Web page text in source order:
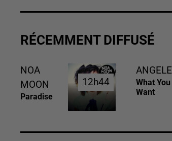
RÉCEMMENT DIFFUSÉ
NOA
MOON
Paradise
12h44
12h44
ANGELE
What You
Want